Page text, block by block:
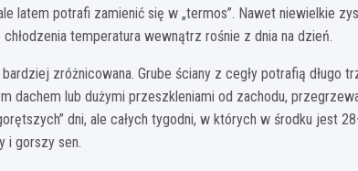
latem potrafi zamienić się w „termos”. Nawet niewielkie
temperatura wewnątrz rośnie z dnia na dzień.
zróżnicowana. Grube ściany z cegły potrafią długo
dachem lub dużymi przeszkleniami od zachodu,
dni, ale całych tygodni, w których w środku jest
i gorszy sen.